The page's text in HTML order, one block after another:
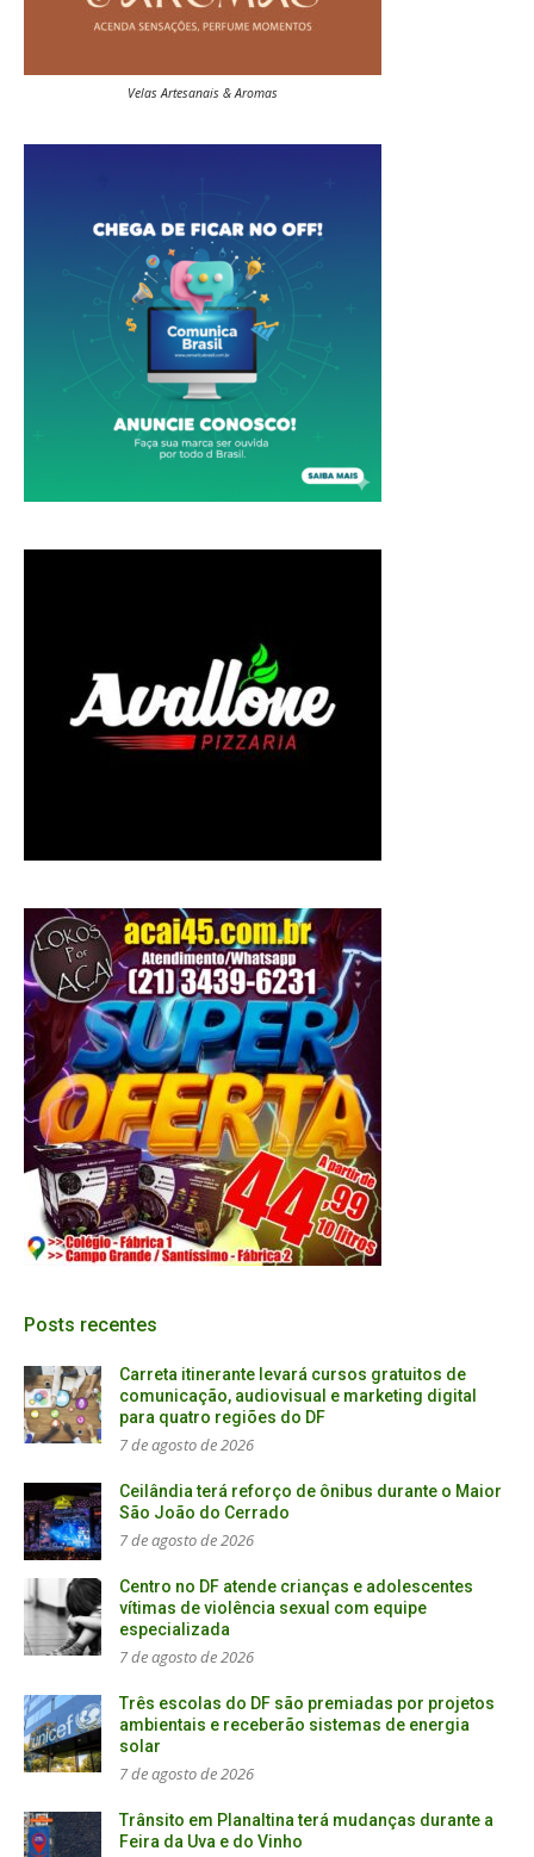
Velas Artesanais & Aromas
Posts recentes
Carreta itinerante levará cursos gratuitos de
comunicação, audiovisual e marketing digital
para quatro regiões do DF
7 de agosto de 2026
Ceilândia terá reforço de ônibus durante o Maior
São João do Cerrado
7 de agosto de 2026
Centro no DF atende crianças e adolescentes
vítimas de violência sexual com equipe
especializada
7 de agosto de 2026
Três escolas do DF são premiadas por projetos
ambientais e receberão sistemas de energia
solar
7 de agosto de 2026
Trânsito em Planaltina terá mudanças durante a
Feira da Uva e do Vinho